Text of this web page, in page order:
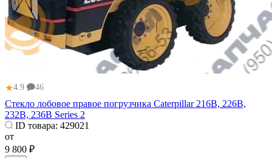
★4.9 46
Стекло лобовое правое погрузчика Caterpillar 216B, 226B,
232B, 236B Series 2
ID товара: 429021
от
9 800 ₽